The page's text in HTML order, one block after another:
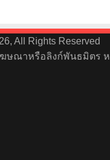
All Rights Reserved
ฆษณาหรือลิงก์พันธมิตร